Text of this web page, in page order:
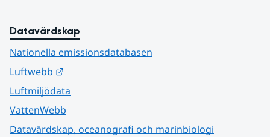
Datavärdskap
Nationella emissionsdatabasen
Luftwebb
Luftmiljödata
VattenWebb
Datavärdskap, oceanografi och marinbiologi